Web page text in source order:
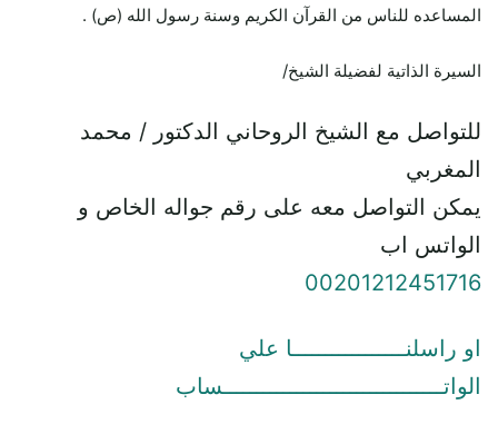
المساعده للناس من القرآن الكريم وسنة رسول الله (ص) .
السيرة الذاتية لفضيلة الشيخ/
للتواصل مع الشيخ الروحاني الدكتور / محمد
المغربي
يمكن التواصل معه على رقم جواله الخاص و
الواتس اب
00201212451716
او راسلنـــــــــــــــــا علي
الواتـــــــــــــــــــــــــــــــــساب